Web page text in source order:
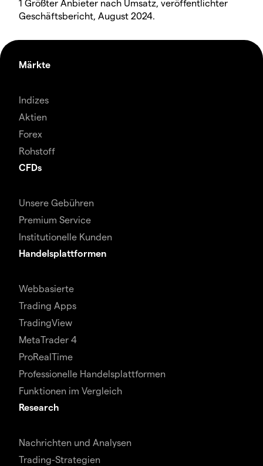
1 Größter Anbieter nach Umsatz, veröffentlichter
Geschäftsbericht, August 2024.
Märkte
Indizes
Aktien
Forex
Rohstoff
CFDs
Unsere Gebühren
Premium Service
Institutionelle Kunden
Handelsplattformen
Webbasierte
Trading Apps
TradingView
MetaTrader 4
ProRealTime
Professionelle Handelsplattformen
Funktionen im Vergleich
Research
Nachrichten und Analysen
Trading-Strategien